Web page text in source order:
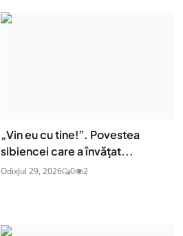
„Vin eu cu tine!”. Povestea
sibiencei care a învățat...
OdixJul 29, 2026 0 2